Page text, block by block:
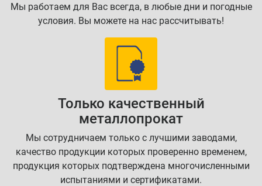
Мы работаем для Вас всегда, в любые дни и погодные
условия. Вы можете на нас рассчитывать!
Только качественный
металлопрокат
Мы сотрудничаем только с лучшими заводами,
качество продукции которых проверенно временем,
продукция которых подтверждена многочисленными
испытаниями и сертификатами.